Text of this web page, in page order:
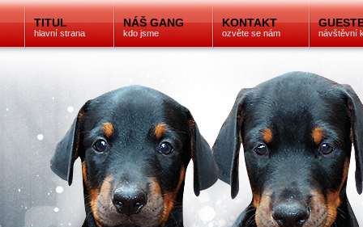
TITUL
hlavní strana
NÁŠ GANG
kdo jsme
KONTAKT
ozvěte se nám návštěvní